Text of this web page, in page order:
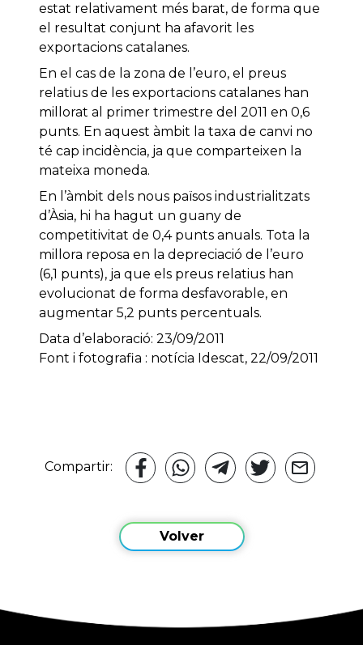
estat relativament més barat, de forma que
el resultat conjunt ha afavorit les
exportacions catalanes.
En el cas de la zona de l’euro, el preus
relatius de les exportacions catalanes han
millorat al primer trimestre del 2011 en 0,6
punts. En aquest àmbit la taxa de canvi no
té cap incidència, ja que comparteixen la
mateixa moneda.
En l’àmbit dels nous països industrialitzats
d’Àsia, hi ha hagut un guany de
competitivitat de 0,4 punts anuals. Tota la
millora reposa en la depreciació de l’euro
(6,1 punts), ja que els preus relatius han
evolucionat de forma desfavorable, en
augmentar 5,2 punts percentuals.
Data d’elaboració: 23/09/2011
Font i fotografia : notícia Idescat, 22/09/2011
Compartir:
Volver